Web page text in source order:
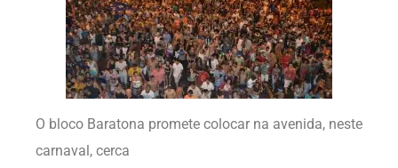
O bloco Baratona promete colocar na avenida, neste
carnaval, cerca